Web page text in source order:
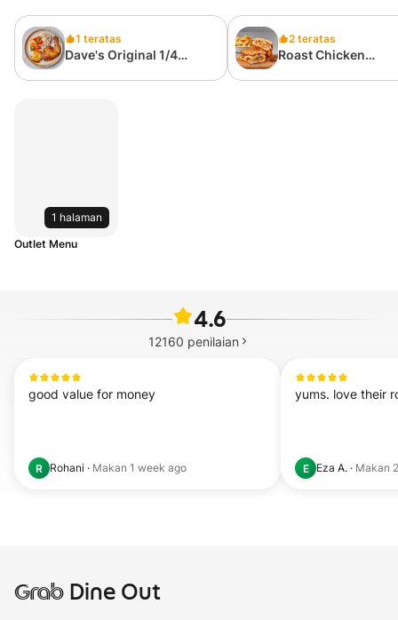
1 teratas
Dave's Original 1/4
2 teratas
Roast Chicken
1 halaman
Outlet Menu
4.6
12160 penilaian
good value for money
R Rohani · Makan 1 week ago
yums. love their
E Eza A. · Makan
GrabDine Out